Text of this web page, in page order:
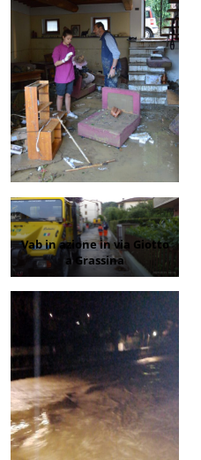
Vab in azione in via Giotto
a Grassina